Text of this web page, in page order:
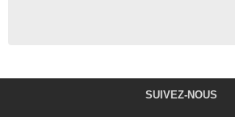
SUIVEZ-NOUS